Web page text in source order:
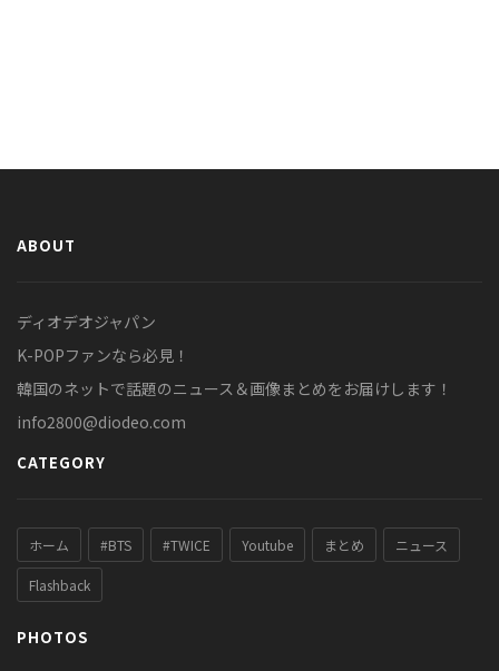
ABOUT
ディオデオジャパン
K-POPファンなら必見！
韓国のネットで話題のニュース＆画像まとめをお届けします！
info2800@diodeo.com
CATEGORY
ホーム #BTS #TWICE Youtube まとめ ニュース
Flashback
PHOTOS